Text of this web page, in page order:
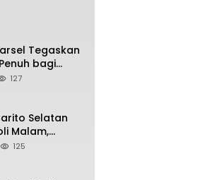
Tegaskan
bagi
KBPPP
127
Selatan
Malam,
Keluhan
125